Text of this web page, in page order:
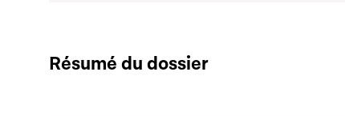
Résumé du dossier